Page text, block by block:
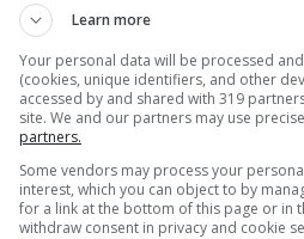
– Blueshouse.it
di Michelle Hunziker si è
Learn more
Your personal data will be processed
(cookies, unique identifiers, and other
accessed by and shared with 319
site. We and our partners may use
partners.
Some vendors may process your
interest, which you can object to by
for a link at the bottom of this page or in
withdraw consent in privacy and cookie